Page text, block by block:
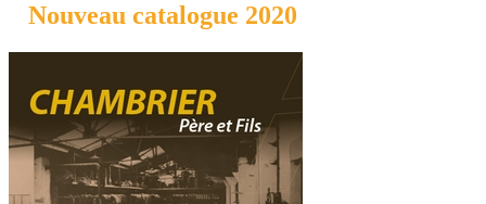
Nouveau catalogue 2020